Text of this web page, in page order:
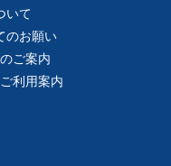
いて
のお願い
ご案内
利用案内